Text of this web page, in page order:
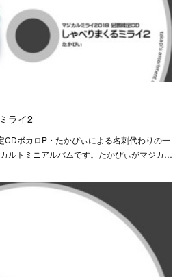
ライ2
CDボカロP・たかぴぃによる名刺代わりの一
ルトミニアルバムです。たかぴぃがマジカ…